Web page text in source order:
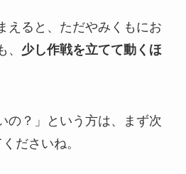
えると、ただやみくもにお
少し作戦を立てて動くほ
の？」という方は、まず次
ださいね。